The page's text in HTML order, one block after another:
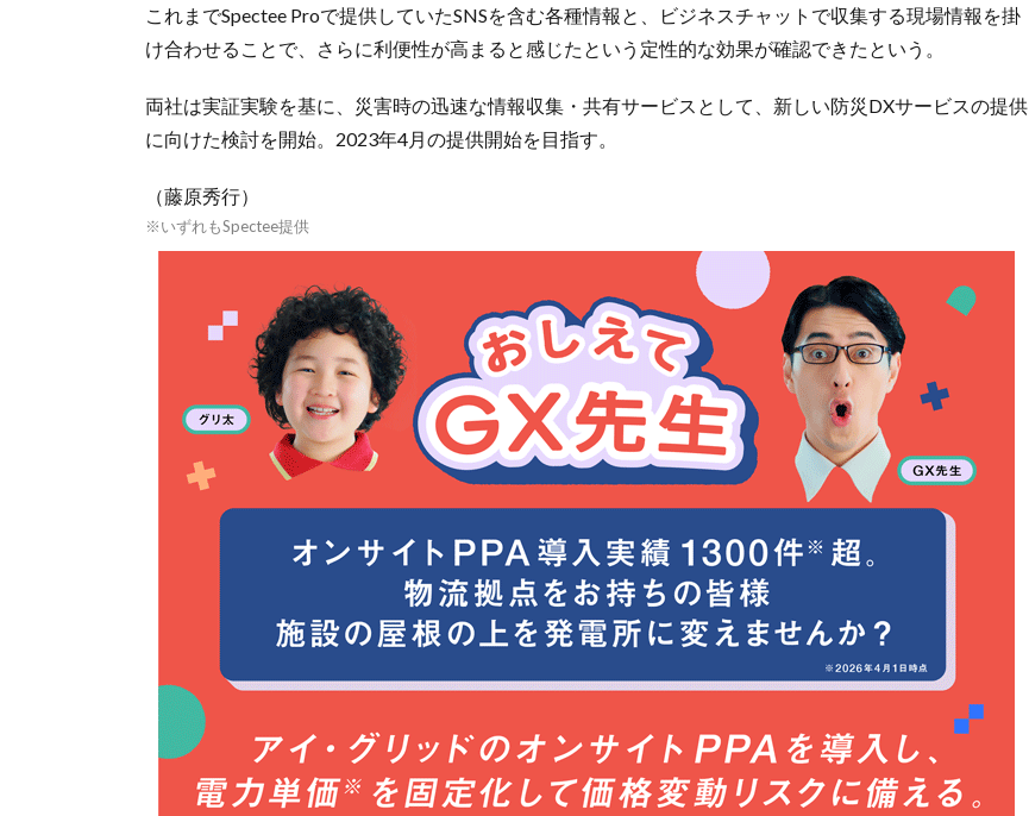
これまでSpectee Proで提供していたSNSを含む各種情報と、ビジネスチャットで収集する現場情報を掛
け合わせることで、さらに利便性が高まると感じたという定性的な効果が確認できたという。
両社は実証実験を基に、災害時の迅速な情報収集・共有サービスとして、新しい防災DXサービスの提供
に向けた検討を開始。2023年4月の提供開始を目指す。
（藤原秀行）
※いずれもSpectee提供